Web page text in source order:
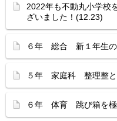
2022年も不動丸小学校
ざいました！(12.23)
６年 総合 新１年生
５年 家庭科 整理整と
６年 体育 跳び箱を極